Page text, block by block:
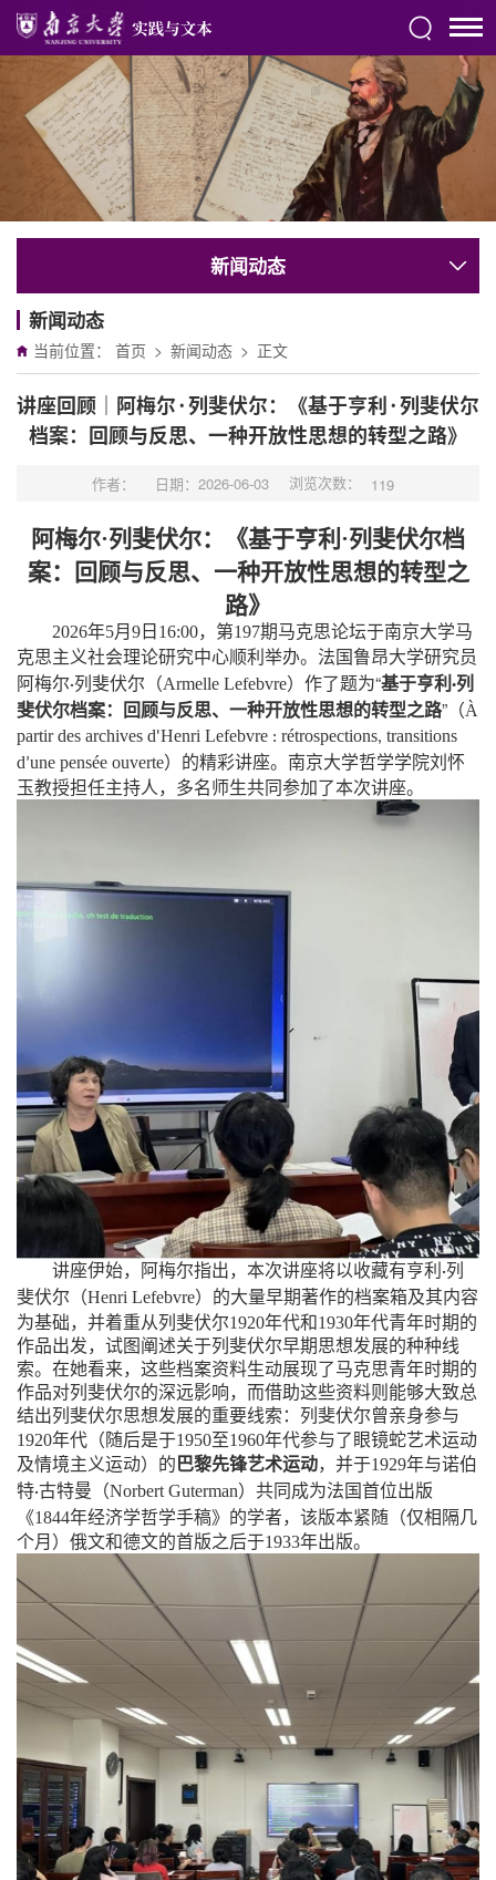
新闻动态
新闻动态
当前位置： 首页 > 新闻动态 > 正文
讲座回顾｜阿梅尔·列斐伏尔：《基于亨利·列斐伏尔
档案：回顾与反思、一种开放性思想的转型之路》
作者： 日期：2026-06-03 浏览次数： 119
阿梅尔·列斐伏尔：《基于亨利·列斐伏尔档
案：回顾与反思、一种开放性思想的转型之
路》
2026年5月 9 日 16:00，第197期马克思论坛于南京大学马
克思主义社会理论研究中心顺利举办。法国鲁昂大学研究员
阿梅尔·列斐伏尔 （Armelle Lefebvre） 作了题为“基于亨利 ·列
斐伏尔档案：回顾与反思、一种开放性思想的转型之路”（À
partir des archives d'Henri Lefebvre : rétrospections, transitions
d’une pensée ouverte）
的精彩讲座。南京大学哲学学院刘怀
玉教授担任主持人，多名师生共同参加了本次讲座。
讲座伊始，阿梅尔指出，本次讲座将以收藏有亨利 ·列
斐伏尔
（Henri Lefebvre）
的大量早期著作的档案箱及其内容
为基础，并着重从列斐伏尔1920年代和1930年代青年时期的
作品出发，试图阐述关于列斐伏尔早期思想发展的种种线
索。在她看来，这些档案资料生动展现了马克思青年时期的
作品对列斐伏尔的深远影响，而借助这些资料则能够大致总
结出列斐伏尔思想发展的重要线索：列斐伏尔曾亲身参与
1920年代 （随后是于1950至1960年代参与了眼镜蛇艺术运动
及情境主义运动） 的巴黎先锋艺术运动，并于1929年与诺伯
特·古特曼 （Norbert Guterman）
共同成为法国首位出版
《1844年经济学哲学手稿》的学者，该版本紧随 （仅相隔几
个月 ） 俄文和德文的首版之后于1933年出版。